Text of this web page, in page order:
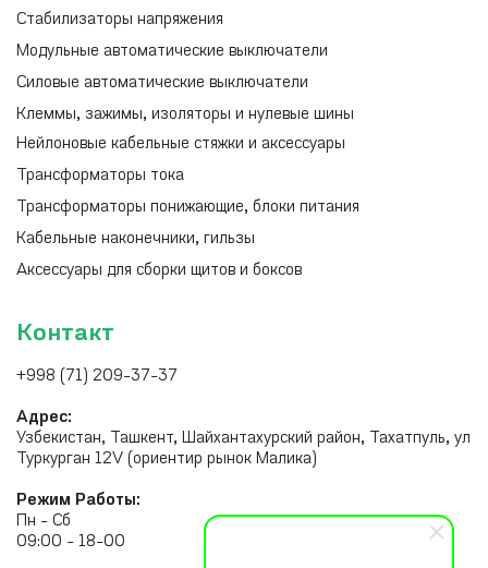
Стабилизаторы напряжения
Модульные автоматические выключатели
Силовые автоматические выключатели
Клеммы, зажимы, изоляторы и нулевые шины
Нейлоновые кабельные стяжки и аксессуары
Трансформаторы тока
Трансформаторы понижающие, блоки питания
Кабельные наконечники, гильзы
Аксессуары для сборки щитов и боксов
Контакт
+998 (71) 209-37-37
Адрес:
Узбекистан, Ташкент, Шайхантахурский район, Тахатпуль, ул
Туркурган 12V (ориентир рынок Малика)
Режим Работы:
Пн - Сб
09:00 - 18-00